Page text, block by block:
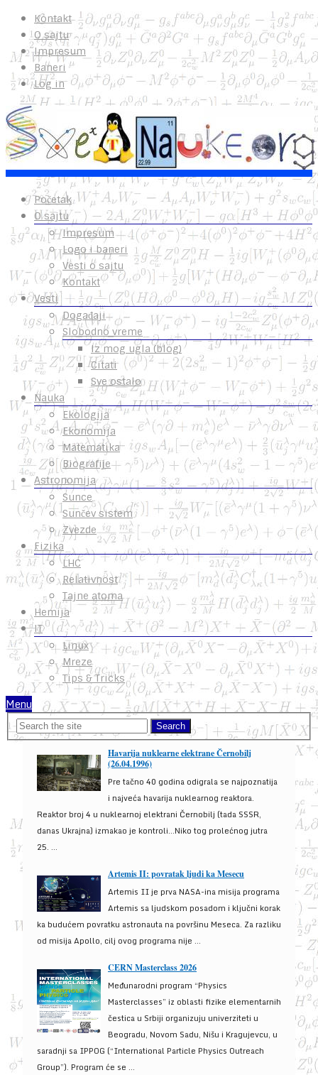
Kontakt
O sajtu
Impresum
Baneri
Log in
Početak
O sajtu
Impresum
Logo i baneri
Vesti o sajtu
Kontakt
Vesti
Događaji
Slobodno vreme
Iz mog ugla (blog)
Citati
Sve ostalo
Nauka
Ekologija
Ekonomija
Matematika
Biografije
Astronomija
Sunce
Sunčev sistem
Zvezde
Fizika
LHC
Relativnost
Tajne atoma
Hemija
IT
Linux
Mreze
Tips & Tricks
Menu
Havarija nuklearne elektrane Černobilj
(26.04.1996)
Pre tačno 40 godina odigrala se najpoznatija
i najveća havarija nuklearnog reaktora.
Reaktor broj 4 u nuklearnoj elektrani Černobilj (tada SSSR,
danas Ukrajna) izmakao je kontroli...Niko tog prolećnog jutra
25. ...
Artemis II: povratak ljudi ka Mesecu
Artemis II je prva NASA-ina misija programa
Artemis sa ljudskom posadom i ključni korak
ka budućem povratku astronauta na površinu Meseca. Za razliku
od misija Apollo, cilj ovog programa nije ...
CERN Masterclass 2026
Međunarodni program “Physics
Masterclasses” iz oblasti fizike elementarnih
čestica u Srbiji organizuju univerziteti u
Beogradu, Novom Sadu, Nišu i Kragujevcu, u
saradnji sa IPPOG (“International Particle Physics Outreach
Group”). Program će se ...